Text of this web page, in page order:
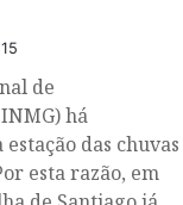
de
há
das chuvas
esta razão, em